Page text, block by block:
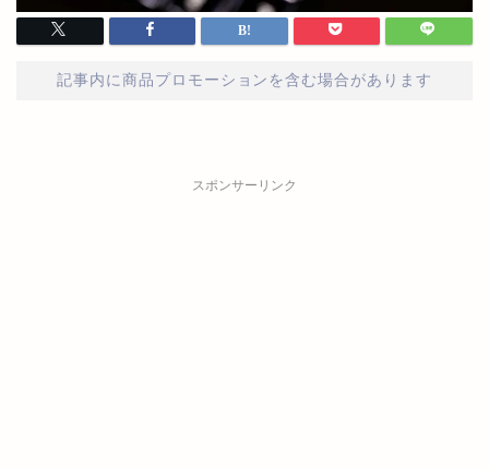
記事内に商品プロモーションを含む場合があります
スポンサーリンク